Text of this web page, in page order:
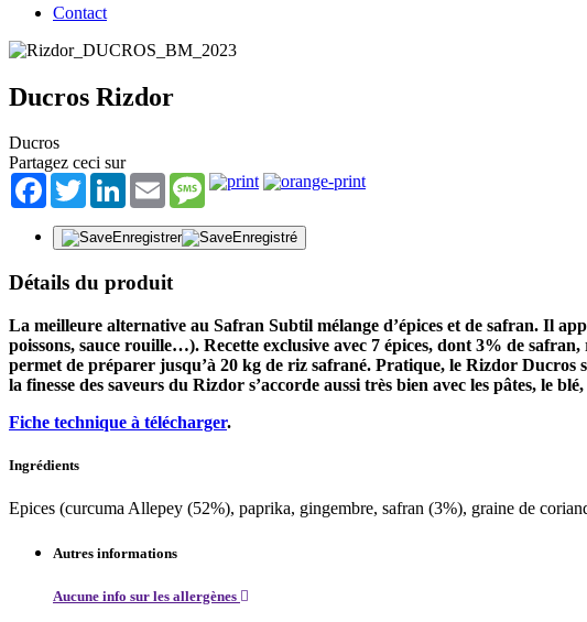
Contact
Ducros Rizdor
Ducros
Partagez ceci sur
Facebook
TwitterLinkedInEmail Message
Enregistrer Enregistré
Détails du produit
La meilleure alternative au Safran Subtil mélange d’épices et de safran. Il
poissons, sauce rouille…). Recette exclusive avec 7 épices, dont 3% de
permet de préparer jusqu’à 20 kg de riz safrané. Pratique, le Rizdor Ducros
la finesse des saveurs du Rizdor s’accorde aussi très bien avec les pâtes, le
Fiche technique à télécharger.
Ingrédients
Epices (curcuma Allepey (52%), paprika, gingembre, safran (3%), graine de
Autres informations
Aucune info sur les allergènes